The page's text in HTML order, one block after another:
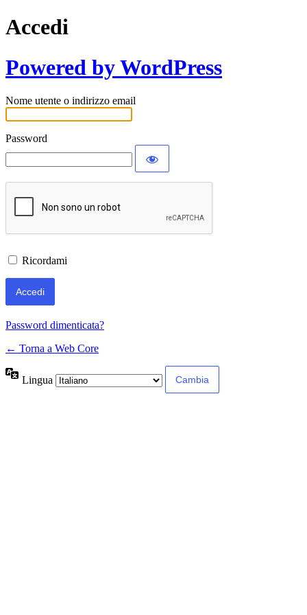
Accedi
Powered by WordPress
Nome utente o indirizzo email
Password
Ricordami
Password dimenticata?
← Torna a Web Core
Lingua